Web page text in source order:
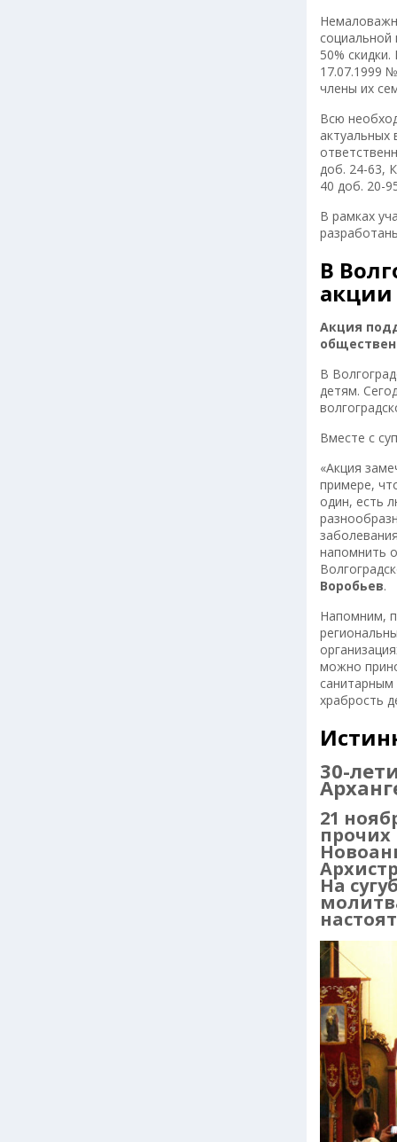
50%
17.07.1999
члены их
Всю
доб. 24-63,
40 доб. 20-
В рамках
В
акции
Акция
В
детям.
Вместе с
«Акция
примере,
один, есть
напомнить
Воробьев.
Напомним,
можно
санитарным
храбрость
30-
21
На